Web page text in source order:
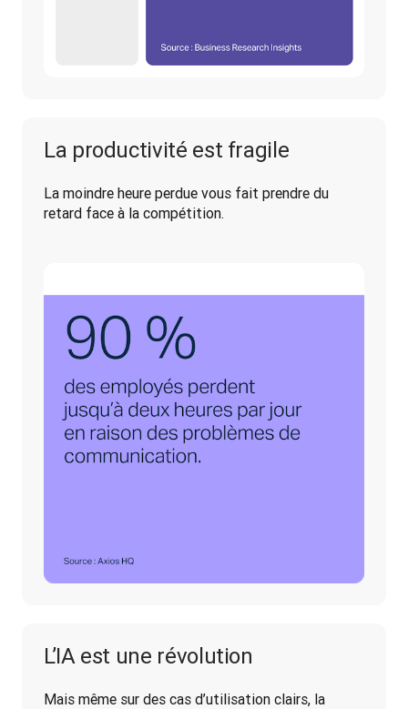
La productivité est fragile
La moindre heure perdue vous fait prendre du
retard face à la compétition.
L’IA est une révolution
Mais même sur des cas d’utilisation clairs, la